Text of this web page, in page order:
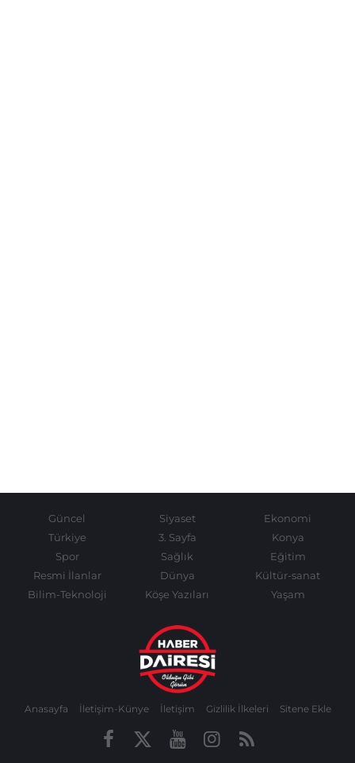
Güncel Siyaset
Ekonomi
Türkiye
3. Sayfa
Konya
Spor
Sağlık
Eğitim
Resmi İlanlar
Dünya
Kültür-sanat
Bilim-Teknoloji
Köşe Yazıları Yaşam
Anasayfa İletişim-Künye İletişim Gizlilik İlkeleri Sitene Ekle